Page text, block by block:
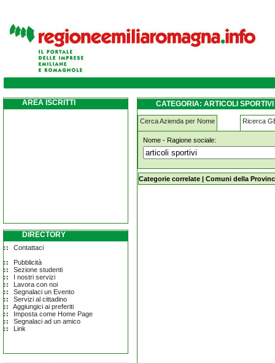
articoli-sportivi lugo
AREA ISCRITTI
DIRECTORY
Contattaci
Pubblicità
Sezione studenti
I nostri servizi
Lavora con noi
Segnalaci un Evento
Servizi al cittadino
Aggiungici ai preferiti
Imposta come Home Page
Segnalaci ad un amico
Link
CATEGORIA: ARTICOLI
Cerca Azienda per Nome Ricerca
Nome - Ragione sociale:
articoli-sportivi lugo
Categorie correlate | Comuni della